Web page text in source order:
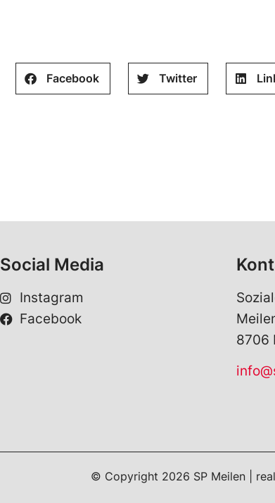
Facebook Twitter
Social Media
Instagram
Facebook
8706
© Copyright 2026 SP Meilen |